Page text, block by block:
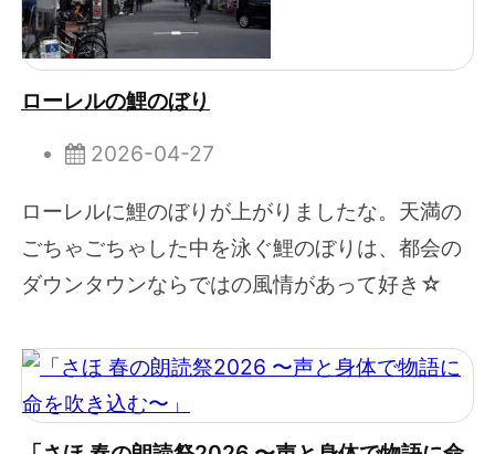
ローレルの鯉のぼり
2026-04-27
ローレルに鯉のぼりが上がりましたな。天満の
ごちゃごちゃした中を泳ぐ鯉のぼりは、都会の
ダウンタウンならではの風情があって好き☆